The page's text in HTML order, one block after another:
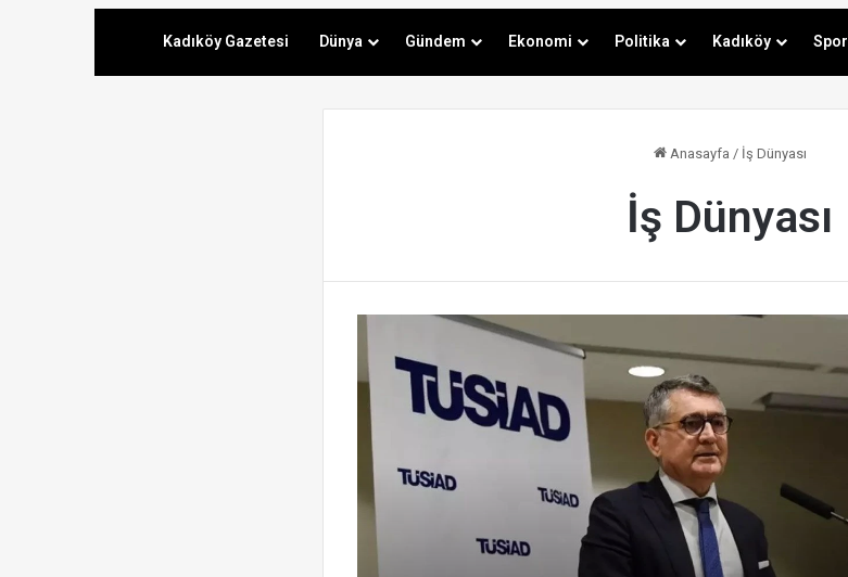
Kadıköy Gazetesi Dünya Gündem Ekonomi Politika Kadıköy Spor
Anasayfa / İş Dünyası
İş Dünyası